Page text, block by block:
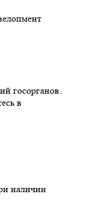
госорганов.
в
наличии